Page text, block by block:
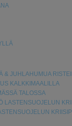
& JUHLAHUMUA
KALKKIMAALILLA
TALOSSA
LASTENSUOJELUN